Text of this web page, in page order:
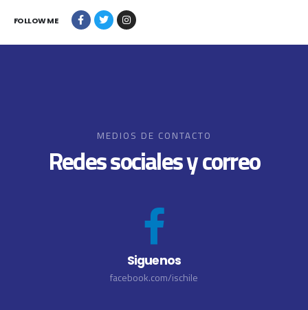
FOLLOW ME
MEDIOS DE CONTACTO
Redes sociales y correo
Siguenos
facebook.com/ischile